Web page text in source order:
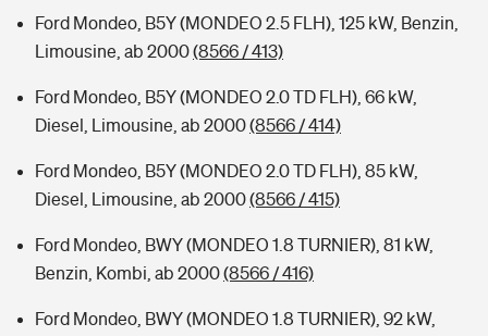
Ford Mondeo, B5Y (MONDEO 2.5 FLH), 125 kW, Benzin,
Limousine, ab 2000(8566 / 413)
Ford Mondeo, B5Y (MONDEO 2.0 TD FLH), 66 kW,
Diesel, Limousine, ab 2000(8566 / 414)
Ford Mondeo, B5Y (MONDEO 2.0 TD FLH), 85 kW,
Diesel, Limousine, ab 2000(8566 / 415)
Ford Mondeo, BWY (MONDEO 1.8 TURNIER), 81 kW,
Benzin, Kombi, ab 2000(8566 / 416)
Ford Mondeo, BWY (MONDEO 1.8 TURNIER), 92 kW,